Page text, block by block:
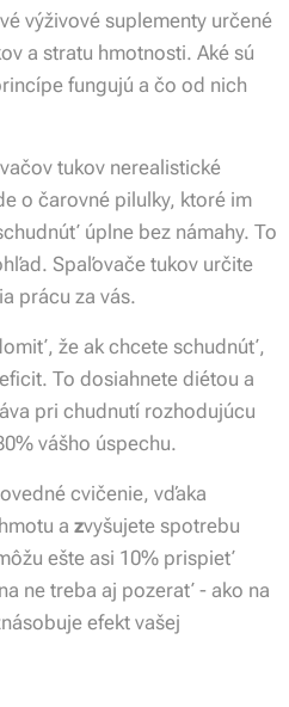
výživové suplementy určené
a stratu hmotnosti. Aké sú
fungujú a čo od nich
tukov nerealistické
o čarovné pilulky, ktoré im
úplne bez námahy. To
Spaľovače tukov určite
prácu za vás.
že ak chcete schudnúť,
To dosiahnete diétou a
pri chudnutí rozhodujúcu
vášho úspechu.
cvičenie, vďaka
a zvyšujete spotrebu
ešte asi 10% prispieť
ne treba aj pozerať - ako na
efekt vašej